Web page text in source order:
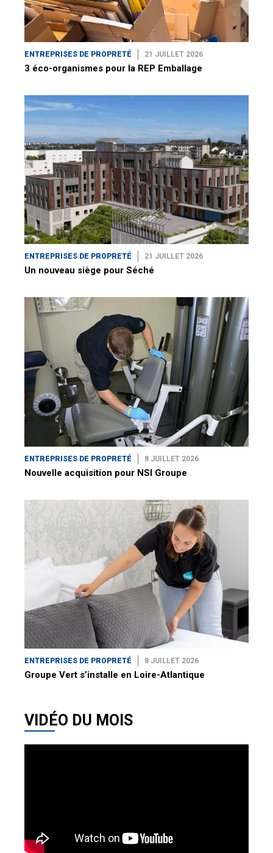
ENTREPRISES DE PROPRETÉ 21 JUILLET 2026
3 éco-organismes pour la REP Emballage
ENTREPRISES DE PROPRETÉ 21 JUILLET 2026
Un nouveau siège pour Séché
ENTREPRISES DE PROPRETÉ 8 JUILLET 2026
Nouvelle acquisition pour NSI Groupe
ENTREPRISES DE PROPRETÉ 8 JUILLET 2026
Groupe Vert s’installe en Loire-Atlantique
VIDÉO DU MOIS